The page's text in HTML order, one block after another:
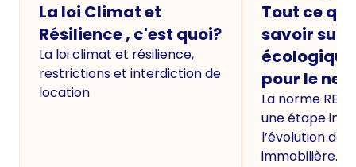
La loi Climat et
Résilience , c'est quoi?
La loi climat et résilience,
restrictions et interdiction de
location
Tout ce
savoir sur
écologique
pour le
La norme
une étape
l’évolution de
immobilière.